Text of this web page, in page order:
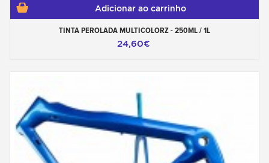
Adicionar ao carrinho
TINTA PEROLADA MULTICOLORZ - 250ML / 1L
24,60€